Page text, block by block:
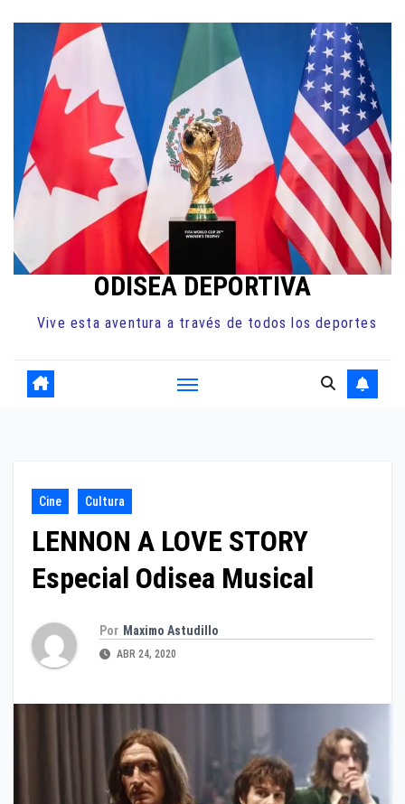
contenido
ODISEA DEPORTIVA
Vive esta aventura a través de todos los deportes
Cine Cultura
LENNON A LOVE STORY
Especial Odisea Musical
Por Maximo Astudillo
ABR 24, 2020